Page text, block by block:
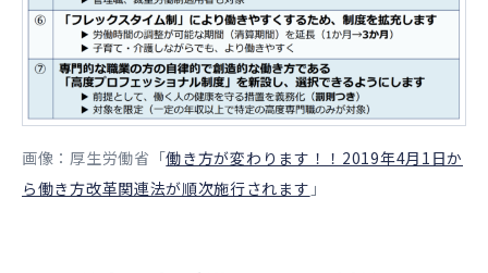
画像：厚生労働省「働き方が変わります！！2019年4月1日か
ら働き方改革関連法が順次施行されます 」